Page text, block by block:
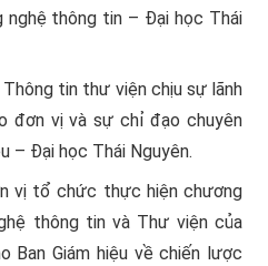
nghệ thông tin – Đại học Thái
tin thư viện chịu sự lãnh
đơn vị và sự chỉ đạo chuyên
– Đại học Thái Nguyên.
vị tổ chức thực hiện chương
thông tin và Thư viện của
Ban Giám hiệu về chiến lược